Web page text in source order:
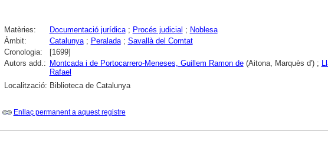
Matèries: Documentació jurídica; Procés judicial ; Noblesa
Àmbit:
Catalunya; Peralada; Savallà del Comtat
Cronologia:
[1699]
Autors add.: Montcada i de Portocarrero-Meneses, Guillem Ramon de(Aitona, Marquès d') ;
Rafael
Localització: Biblioteca de Catalunya
Enllaç permanent a aquest registre